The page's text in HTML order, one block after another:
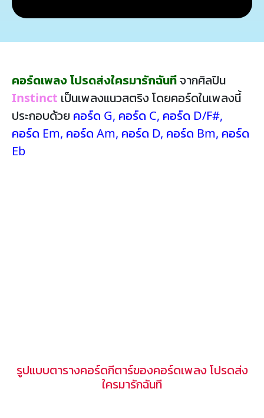
คอร์ดเพลง โปรดส่งใครมารักฉันทีจากศิลปิน
Instinct เป็นเพลงแนวสตริง โดยคอร์ดในเพลงนี้
ประกอบด้วย คอร์ด G, คอร์ด C, คอร์ด D/F#,
คอร์ด Em, คอร์ด Am, คอร์ด D, คอร์ด Bm, คอร์ด
Eb
รูปแบบตารางคอร์ดกีตาร์ของคอร์ดเพลง โปรดส่ง
ใครมารักฉันที